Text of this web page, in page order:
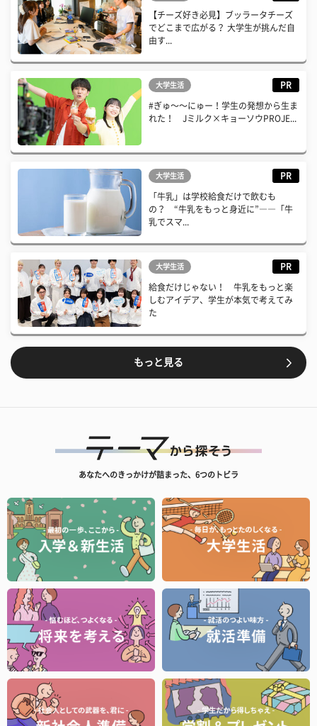
【チーズ好き必見】ブッラータチーズ
でどこまで広がる？ 大学生が挑んだ自
由す...
大学生活 PR
#ぎゅ〜〜にゅー！学生の発想から生ま
れた！ Jミルク×キョーソウPROJE...
大学生活 PR
「牛乳」は学校給食だけで飲むも
の？ “牛乳をもっと身近に”――「牛
乳でスマ...
大学生活 PR
給食だけじゃない！ 牛乳をもっと楽
しむアイデア、学生が本気で考えてみ
た
もっと見る
あなたへのきっかけが詰まった、6つのトビラ